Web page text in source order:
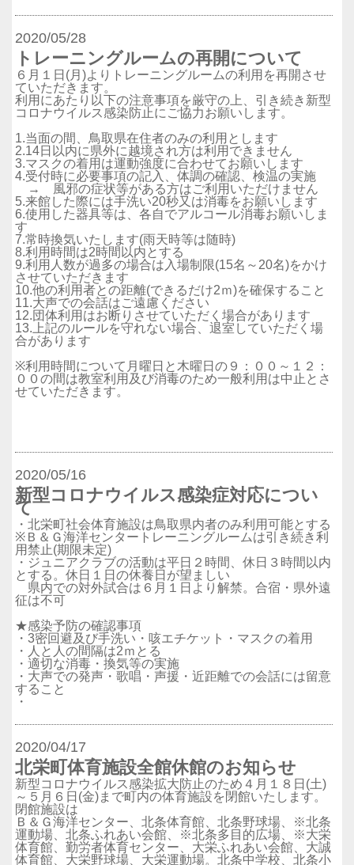
2020/05/28
トレーニングルームの再開について
６月１日(月)よりトレーニングルームの利用を再開させ
ていただきます。
利用にあたり以下の注意事項を厳守の上、引き続き新型
コロナウイルス感染防止にご協力お願いします。
1.当面の間、鳥取県在住者のみの利用とします
2.14日以内に県外に越境され方は利用できません
3.マスクの着用は運動強度に合わせてお願いします
4.受付時に必要事項の記入、体調の確認、検温の実施
→ 風邪の症状等がある方はご利用いただけません
5.来館した際には手洗い20秒又は消毒をお願いします
6.使用した器具等は、各自でアルコール消毒お願いしま
す
7.常時換気いたします(雨天時等は随時)
8.利用時間は2時間以内とする
9.利用人数が過多の場合は入場制限(15名～20名)をかけ
させていただきます
10.他の利用者との距離(できるだけ2ｍ)を確保すること
11.大声での会話はご遠慮ください
12.団体利用はお断りさせていただく場合があります
13.上記のルールを守れない場合、退室していただく場
合があります
※利用時間について月曜日と木曜日の９：００～１２：
００の間は教室利用及び消毒のため一般利用は中止とさ
せていただきます。
2020/05/16
新型コロナウイルス感染症対応につい
て
・北栄町社会体育施設は鳥取県内者のみ利用可能とする
※Ｂ＆Ｇ海洋センタートレーニングルームは引き続き利
用禁止(期限未定)
・ジュニアクラブの活動は平日２時間、休日３時間以内
とする。休日１日の休養日が望ましい
県内での対外試合は６月１日より解禁。合宿・県外遠
征は不可
★感染予防の確認事項
・3密回避及び手洗い・咳エチケット・マスクの着用
・人と人の間隔は2ｍとる
・適切な消毒・換気等の実施
・大声での発声・歌唱・声援・近距離での会話には留意
すること
・
2020/04/17
北栄町体育施設全館休館のお知らせ
新型コロナウイルス感染拡大防止のため４月１８日(土)
～５月６日(金)まで町内の体育施設を閉館いたします。
閉館施設は
Ｂ＆Ｇ海洋センター、北条体育館、北条野球場、※北条
運動場、北条ふれあい会館、※北条多目的広場、※大栄
体育館、勤労者体育センター、大栄ふれあい会館、大誠
体育館、大栄野球場、大栄運動場。北条中学校、北条小